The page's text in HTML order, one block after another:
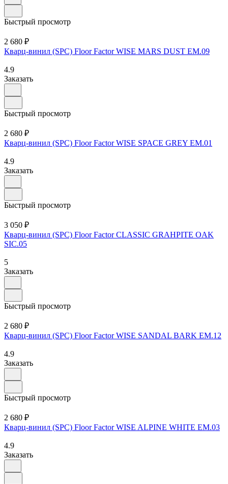
Быстрый просмотр
2 680 ₽
Кварц-винил (SPC) Floor Factor WISE MARS DUST EM.09
4.9
Заказать
Быстрый просмотр
2 680 ₽
Кварц-винил (SPC) Floor Factor WISE SPACE GREY EM.01
4.9
Заказать
Быстрый просмотр
3 050 ₽
Кварц-винил (SPC) Floor Factor CLASSIC GRAHPITE OAK
SIC.05
5
Заказать
Быстрый просмотр
2 680 ₽
Кварц-винил (SPC) Floor Factor WISE SANDAL BARK EM.12
4.9
Заказать
Быстрый просмотр
2 680 ₽
Кварц-винил (SPC) Floor Factor WISE ALPINE WHITE EM.03
4.9
Заказать